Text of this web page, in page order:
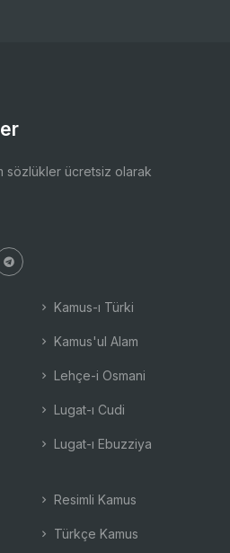
sözlükler ücretsiz olarak
Kamus-ı Türki
Kamus'ul Alam
Lehçe-i Osmani
Lugat-ı Cudi
Lugat-ı Ebuzziya
Resimli Kamus
Türkçe Kamus